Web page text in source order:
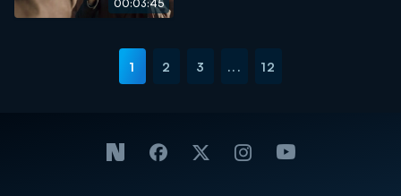
00:03:45
1 2 3 ... 12